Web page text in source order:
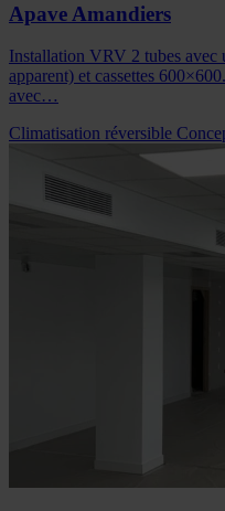
Apave Amandiers
Installation VRV 2 tubes avec
apparent) et cassettes
avec…
Climatisation réversible